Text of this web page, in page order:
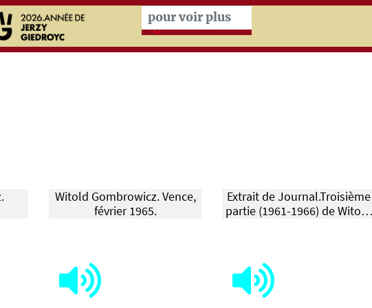
Przeskocz do treści zasadniczej
pour voir plus
Witold Gombrowicz. Vence,
février 1965.
Extrait de Journal.Troisième
partie (1961-1966) de Witold